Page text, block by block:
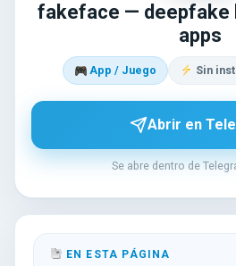
fakeface — deepfake
apps
App / Juego Sin
Abrir en
Se abre dentro de
EN ESTA PÁGINA